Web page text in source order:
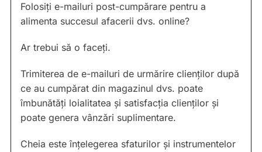
Folosiți e-mailuri post-cumpărare pentru a
alimenta succesul afacerii dvs. online?
Ar trebui să o faceți.
Trimiterea de e-mailuri de urmărire clienților după
ce au cumpărat din magazinul dvs. poate
îmbunătăți loialitatea și satisfacția clienților și
poate genera vânzări suplimentare.
Cheia este înțelegerea sfaturilor și instrumentelor